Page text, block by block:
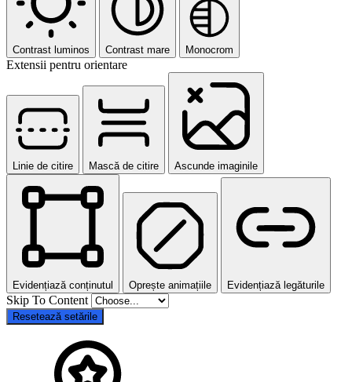
Contrast luminos Contrast mare Monocrom
Extensii pentru orientare
Linie de citire Mască de citire Ascunde imaginile
Evidențiază conținutul Oprește animațiile Evidențiază legăturile
Skip To Content
Resetează setările